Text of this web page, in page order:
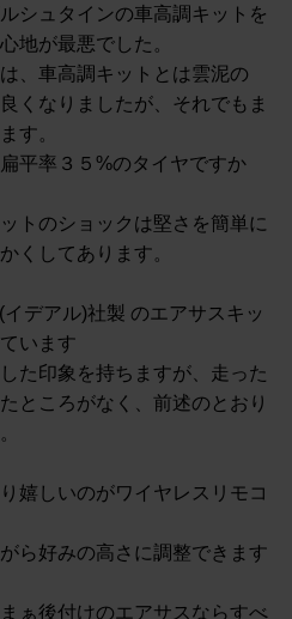
シュタインの車高調キットを
地が最悪でした。
、車高調キットとは雲泥の
くなりましたが、それでもま
す。
平率３５%のタイヤですか
トのショックは堅さを簡単に
くしてあります。
デアル)社製 のエアサスキッ
います
た印象を持ちますが、走った
ところがなく、前述のとおり
嬉しいのがワイヤレスリモコ
ら好みの高さに調整できます
ぁ後付けのエアサスならすべ